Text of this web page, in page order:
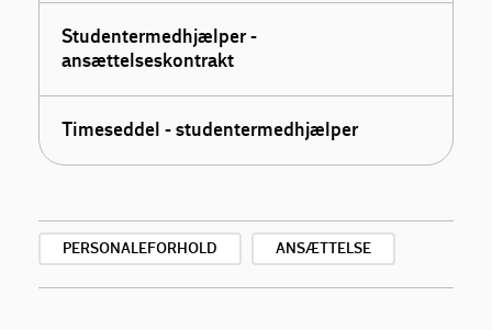
Studentermedhjælper -
ansættelseskontrakt
Timeseddel - studentermedhjælper
PERSONALEFORHOLD ANSÆTTELSE